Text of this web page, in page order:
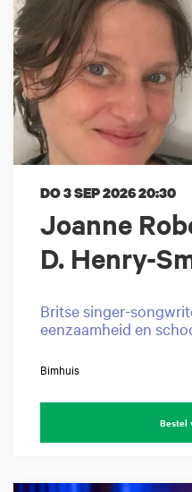
Joanne
D. Henry-
DO 3 SEP 202620:30
Britse singer-
eenzaamheid en
Bimhuis
Bestel